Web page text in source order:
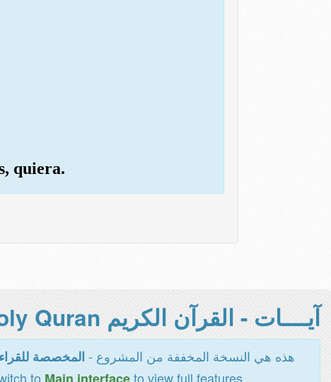
quiera.
آيــــات - القرآن الكريم Holy Quran -
هذه هي النسخة المخففة من المشروع - المخصصة
to
to view full features